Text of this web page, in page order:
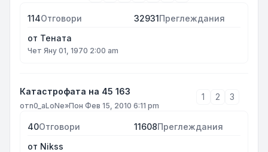
114Отговори 32931Преглеждания
от Тената
Чет Яну 01, 1970 2:00 am
Катастрофата на 45 163
отn0_aLoNe»Пон Фев 15, 2010 6:11 pm
1 2 3
40Отговори 11608Преглеждания
от Nikss